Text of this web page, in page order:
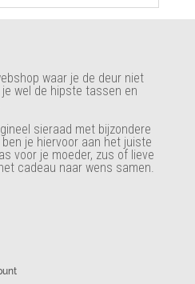
waar je de deur niet
wel de hipste tassen en
sieraad met bijzondere
ben je hiervoor aan het juiste
voor je moeder, zus of lieve
cadeau naar wens samen.